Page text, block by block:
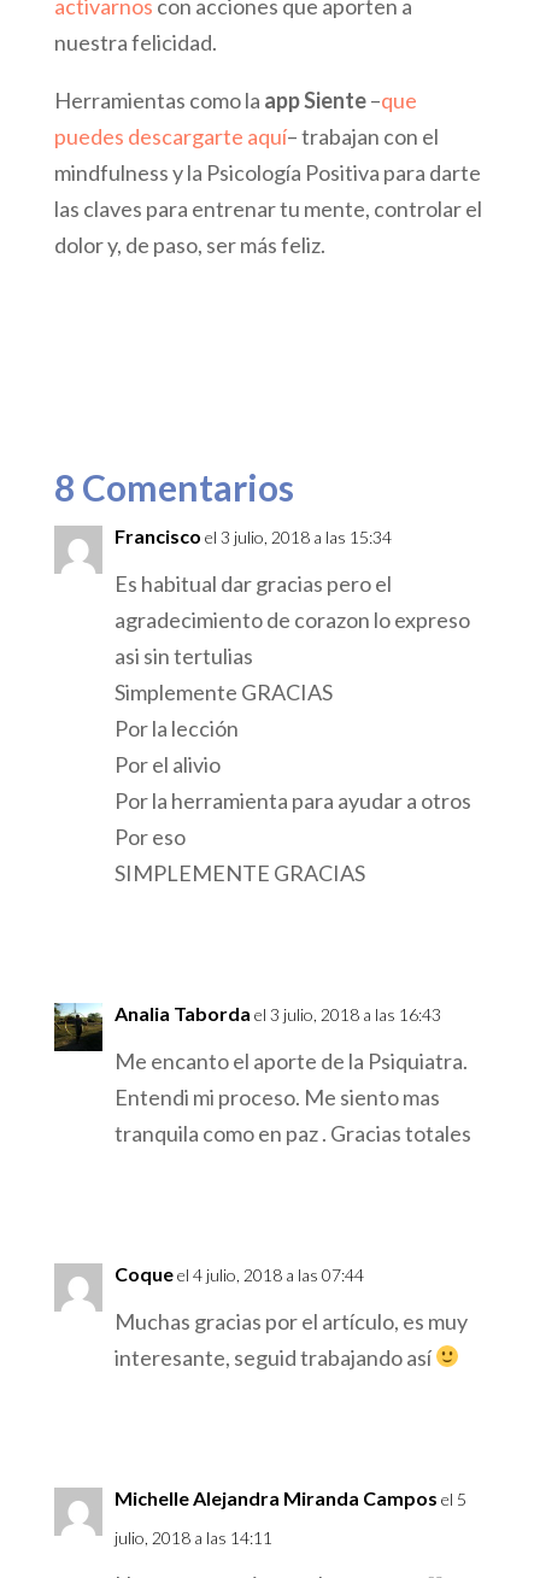
activarnos con acciones que aporten a
nuestra felicidad.
Herramientas como la app Siente–que
puedes descargarte aquí– trabajan con el
mindfulness y la Psicología Positiva para darte
las claves para entrenar tu mente, controlar el
dolor y, de paso, ser más feliz.
8 Comentarios
Francisco el 3 julio, 2018 a las 15:34
Es habitual dar gracias pero el
agradecimiento de corazon lo expreso
asi sin tertulias
Simplemente GRACIAS
Por la lección
Por el alivio
Por la herramienta para ayudar a otros
Por eso
SIMPLEMENTE GRACIAS
Analia Taborda el 3 julio, 2018 a las 16:43
Me encanto el aporte de la Psiquiatra.
Entendi mi proceso. Me siento mas
tranquila como en paz . Gracias totales
Coqueel 4 julio, 2018 a las 07:44
Muchas gracias por el artículo, es muy
interesante, seguid trabajando así
Michelle Alejandra Miranda Campos el 5
julio, 2018 a las 14:11